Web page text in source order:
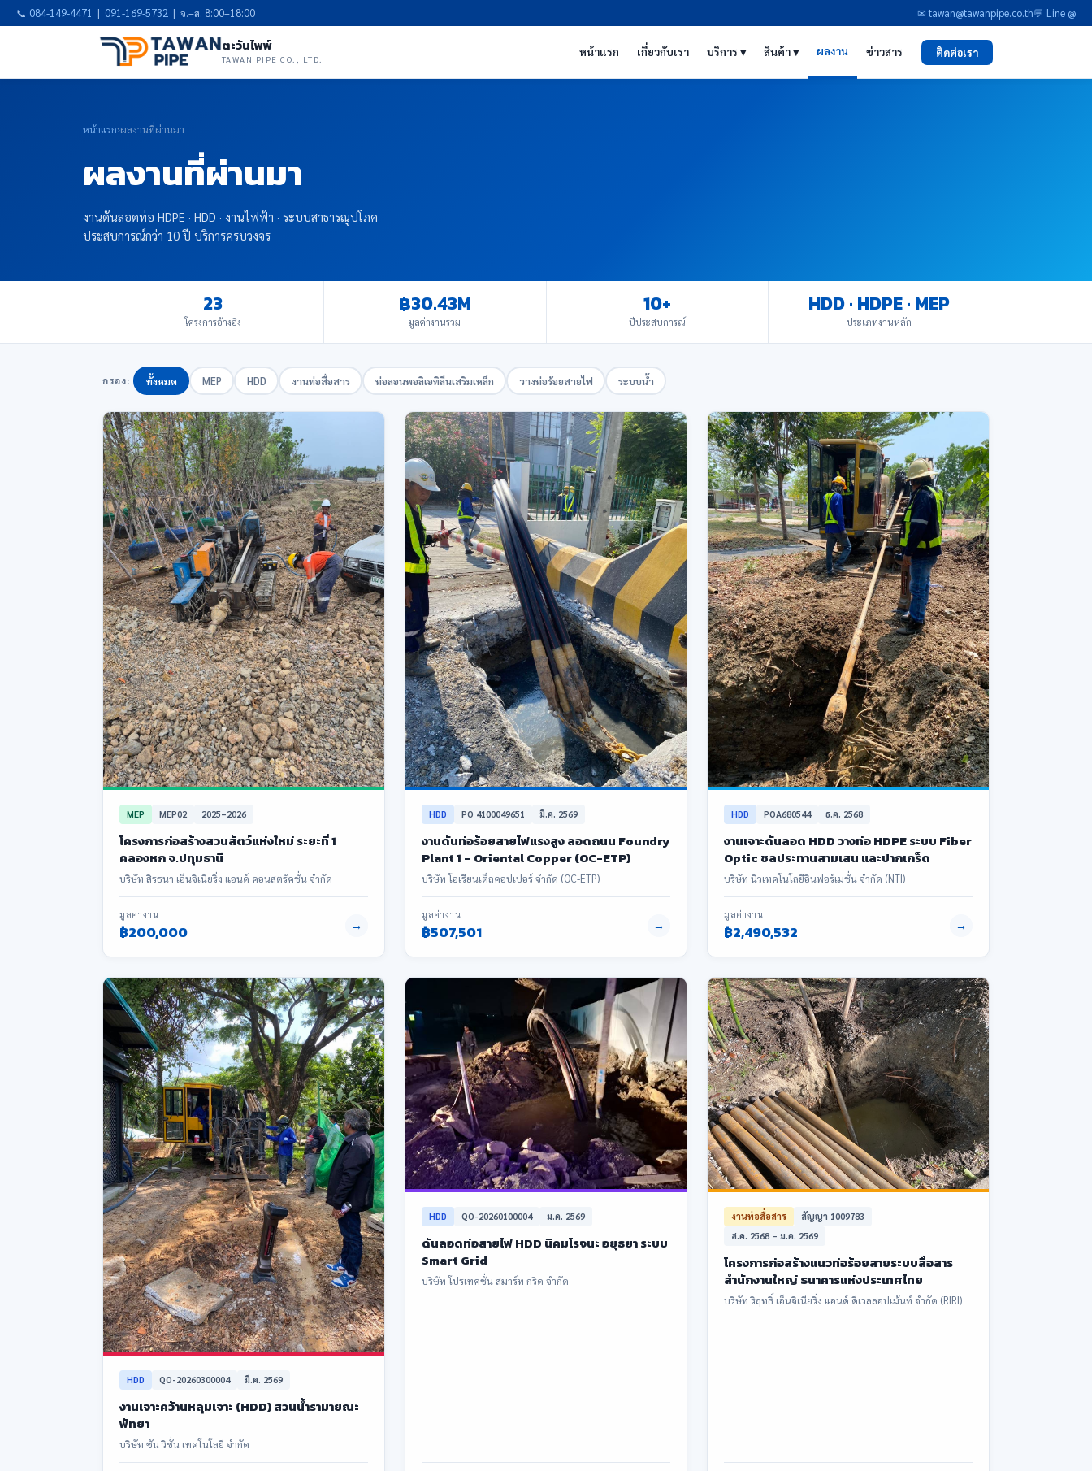
📞 084-149-4471 | 091-169-5732 | จ.–ส. 8:00–18:00 ✉ tawan@tawanpipe.co.th💬 Line @
ตะวันไพพ์
TAWAN PIPE CO., LTD.
หน้าแรก เกี่ยวกับเรา บริการ ▾ สินค้า ▾ ผลงาน ข่าวสาร ติดต่อเรา
หน้าแรก›ผลงานที่ผ่านมา
ผลงานที่ผ่านมา
งานดันลอดท่อ HDPE · HDD · งานไฟฟ้า · ระบบสาธารณูปโภค
ประสบการณ์กว่า 10 ปี บริการครบวงจร
23
โครงการอ้างอิง
฿30.43M
มูลค่างานรวม
10+
ปีประสบการณ์
HDD · HDPE · MEP
ประเภทงานหลัก
กรอง: ทั้งหมด MEP HDD งานท่อสื่อสาร ท่อลอนพอลิเอทิลีนเสริมเหล็ก วางท่อร้อยสายไฟ ระบบน้ำ
MEP MEP02 2025–2026
โครงการก่อสร้างสวนสัตว์แห่งใหม่ ระยะที่ 1
คลองหก จ.ปทุมธานี
บริษัท สิรธนา เอ็นจิเนียริ่ง แอนด์ คอนสตรัคชั่น จำกัด
มูลค่างาน
฿200,000 →
HDD PO 4100049651 มี.ค. 2569
งานดันท่อร้อยสายไฟแรงสูง ลอดถนน Foundry
Plant 1 – Oriental Copper (OC-ETP)
บริษัท โอเรียนเต็ลคอปเปอร์ จำกัด (OC-ETP)
มูลค่างาน
฿507,501 →
HDD POA680544 ธ.ค. 2568
งานเจาะดันลอด HDD วางท่อ HDPE ระบบ Fiber
Optic ชลประทานสามเสน และปากเกร็ด
บริษัท นิวเทคโนโลยีอินฟอร์เมชั่น จำกัด (NTI)
มูลค่างาน
฿2,490,532 →
HDD QO-20260300004 มี.ค. 2569
งานเจาะคว้านหลุมเจาะ (HDD) สวนน้ำรามายณะ
พัทยา
บริษัท ซัน วิชั่น เทคโนโลยี จำกัด
HDD QO-20260100004 ม.ค. 2569
ดันลอดท่อสายไฟ HDD นิคมโรจนะ อยุธยา ระบบ
Smart Grid
บริษัท โปรเทคชั่น สมาร์ท กริด จำกัด
งานท่อสื่อสาร
สัญญา 1009783
ส.ค. 2568 – ม.ค. 2569
โครงการก่อสร้างแนวท่อร้อยสายระบบสื่อสาร
สำนักงานใหญ่ ธนาคารแห่งประเทศไทย
บริษัท ริฤทธิ์ เอ็นจิเนียริ่ง แอนด์ ดีเวลลอปเม้นท์ จำกัด (RIRI)